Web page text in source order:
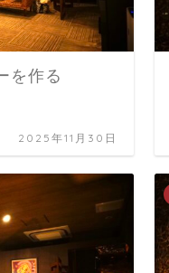
を作る
2025年11月30日